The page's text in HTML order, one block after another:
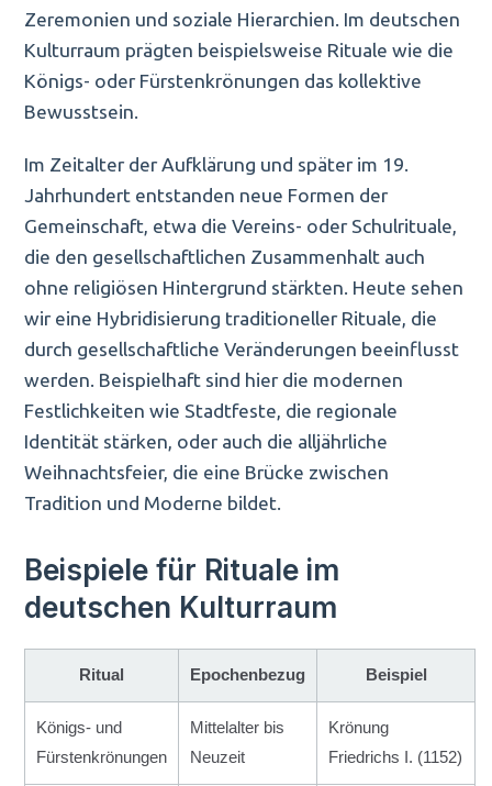
Zeremonien und soziale Hierarchien. Im deutschen
Kulturraum prägten beispielsweise Rituale wie die
Königs- oder Fürstenkrönungen das kollektive
Bewusstsein.
Im Zeitalter der Aufklärung und später im 19.
Jahrhundert entstanden neue Formen der
Gemeinschaft, etwa die Vereins- oder Schulrituale,
die den gesellschaftlichen Zusammenhalt auch
ohne religiösen Hintergrund stärkten. Heute sehen
wir eine Hybridisierung traditioneller Rituale, die
durch gesellschaftliche Veränderungen beeinflusst
werden. Beispielhaft sind hier die modernen
Festlichkeiten wie Stadtfeste, die regionale
Identität stärken, oder auch die alljährliche
Weihnachtsfeier, die eine Brücke zwischen
Tradition und Moderne bildet.
Beispiele für Rituale im
deutschen Kulturraum
Ritual Epochenbezug Beispiel
Königs- und
Fürstenkrönungen
Mittelalter bis
Neuzeit
Krönung
Friedrichs I. (1152)